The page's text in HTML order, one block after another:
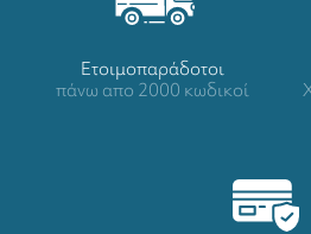
Ετοιμοπαράδοτοι
πάνω απο 2000 κωδικοί